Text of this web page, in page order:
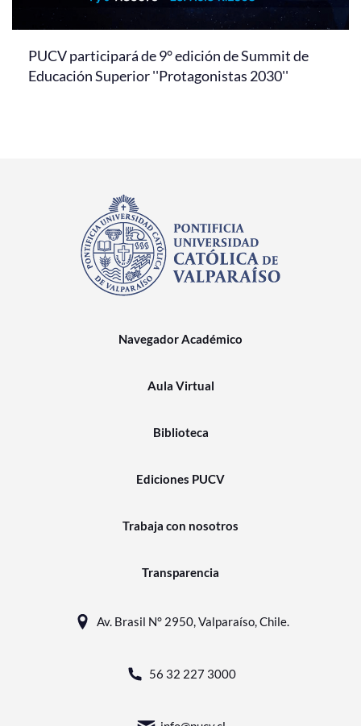
PUCV participará de 9° edición de Summit de
Educación Superior ''Protagonistas 2030''
Navegador Académico
Aula Virtual
Biblioteca
Ediciones PUCV
Trabaja con nosotros
Transparencia
Av. Brasil N° 2950, Valparaíso, Chile.
56 32 227 3000